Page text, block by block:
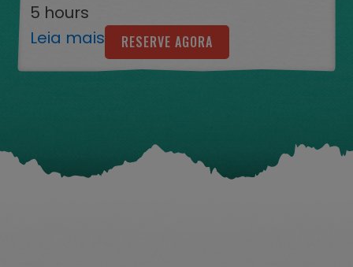
5 hours
Leia mais
RESERVE AGORA